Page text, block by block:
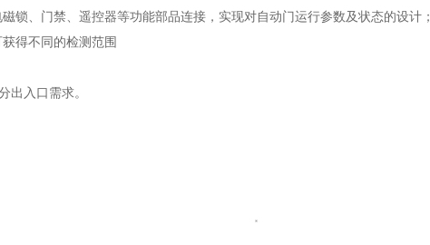
锁、门禁、遥控器等功能部品连接，实现对自动门运行参数及状态的设计；
得不同的检测范围
出入口需求。